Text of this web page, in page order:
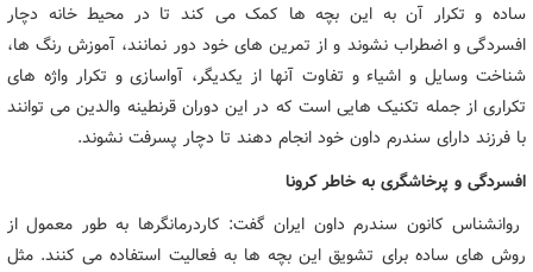
ساده و تکرار آن به این بچه ها کمک می کند تا در محیط خانه دچار
افسردگی و اضطراب نشوند و از تمرین های خود دور نمانند، آموزش رنگ ها،
شناخت وسایل و اشیاء و تفاوت آنها از یکدیگر، آواسازی و تکرار واژه های
تکراری از جمله تکنیک هایی است که در این دوران قرنطینه والدین می توانند
با فرزند دارای سندرم داون خود انجام دهند تا دچار پسرفت نشوند.
افسردگی و پرخاشگری به خاطر کرونا
روانشناس کانون سندرم داون ایران گفت: کاردرمانگرها به طور معمول از
روش های ساده برای تشویق این بچه ها به فعالیت استفاده می کنند. مثل